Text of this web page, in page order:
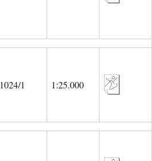
1024/1 1:25.000